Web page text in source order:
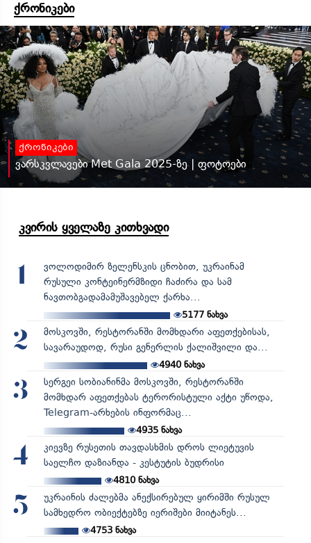
ქრონიკები
ქრონიკები
ვარსკვლავები Met Gala 2025-ზე | ფოტოები
კვირის ყველაზე კითხვადი
1
ვოლოდიმირ ზელენსკის ცნობით, უკრაინამ
რუსული კონტეინერმზიდი ჩაძირა და სამ
ნავთობგადამამუშავებელ ქარხა...
5177 ნახვა
2
მოსკოვში, რესტორანში მომხდარი აფეთქებისას,
სავარაუდოდ, რუსი გენერლის ქალიშვილი და...
4940ნახვა
3
სერგეი სობიანინმა მოსკოვში, რესტორანში
მომხდარ აფეთქებას ტერორისტული აქტი უწოდა,
Telegram-არხების ინფორმაც...
4935ნახვა
4
კიევზე რუსეთის თავდასხმის დროს ლიეტუვის
საელჩო დაზიანდა - კესტუტის ბუდრისი
4810ნახვა
5
უკრაინის ძალებმა ანექსირებულ ყირიმში რუსულ
სამხედრო ობიექტებზე იერიშები მიიტანეს...
4753ნახვა